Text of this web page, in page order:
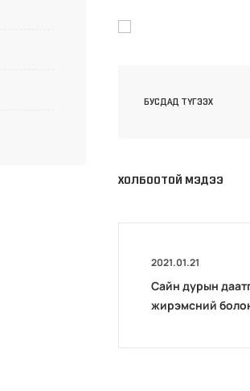
БУСДАД ТҮГЭЭХ
ХОЛБООТОЙ МЭДЭЭ
2021.01.21
Сайн дурын
жирэмсний